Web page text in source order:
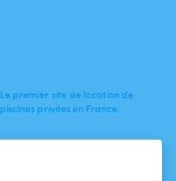
Le premier site de location de
piscines privées en France.